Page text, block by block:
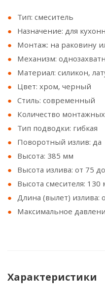
Тип: смеситель
Назначение: для
Монтаж: на раковину
Механизм:
Материал: силикон,
Цвет: хром, черный
Стиль: современный
Количество
Тип подводки: гибкая
Поворотный излив: да
Высота: 385 мм
Высота излива: от 75
Высота смесителя: 130
Длина (вылет) излива:
Максимальное
Характеристики